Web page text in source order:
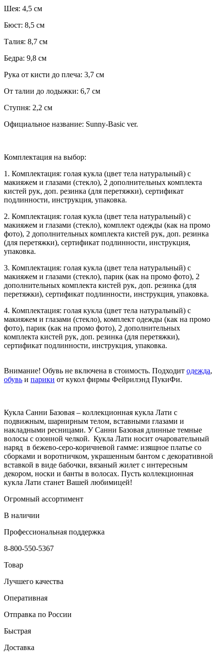
Шея: 4,5 см
Бюст: 8,5 см
Талия: 8,7 см
Бедра: 9,8 см
Рука от кисти до плеча: 3,7 см
От талии до лодыжки: 6,7 см
Ступня: 2,2 см
Официальное название: Sunny-Basic ver.
Комплектация на выбор:
1. Комплектация: голая кукла (цвет тела натуральный) с
макияжем и глазами (стекло), 2 дополнительных комплекта
кистей рук, доп. резинка (для перетяжки), сертификат
подлинности, инструкция, упаковка.
2. Комплектация: голая кукла (цвет тела натуральный) с
макияжем и глазами (стекло), комплект одежды (как на промо
фото), 2 дополнительных комплекта кистей рук, доп. резинка
(для перетяжки), сертификат подлинности, инструкция,
упаковка.
3. Комплектация: голая кукла (цвет тела натуральный) с
макияжем и глазами (стекло), парик (как на промо фото), 2
дополнительных комплекта кистей рук, доп. резинка (для
перетяжки), сертификат подлинности, инструкция, упаковка.
4. Комплектация: голая кукла (цвет тела натуральный) с
макияжем и глазами (стекло), комплект одежды (как на промо
фото) , парик (как на промо фото) , 2 дополнительных
комплекта кистей рук, доп. резинка (для перетяжки),
сертификат подлинности, инструкция, упаковка.
Внимание! Обувь не включена в стоимость. Подходит одежда,
обувь и парики от кукол фирмы Фейрилэнд ПукиФи.
Кукла Санни Базовая – коллекционная кукла Лати с
подвижным, шарнирным телом, вставными глазами и
накладными ресницами. У Санни Базовая длинные темные
волосы с озонной челкой. Кукла Лати носит очаровательный
наряд в бежево-серо-коричневой гамме: изящное платье со
сборками и воротничком, украшенным бантом с декоративной
вставкой в виде бабочки, вязаный жилет с интересным
декором, носки и банты в волосах. Пусть коллекционная
кукла Лати станет Вашей любимицей!
Огромный ассортимент
В наличии
Профессиональная поддержка
8-800-550-5367
Товар
Лучшего качества
Оперативная
Отправка по России
Быстрая
Доставка